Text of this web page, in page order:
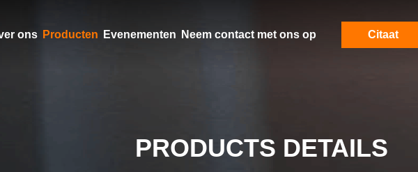
ons Producten Evenementen Neem contact met ons op Citaat
PRODUCTS DETAILS